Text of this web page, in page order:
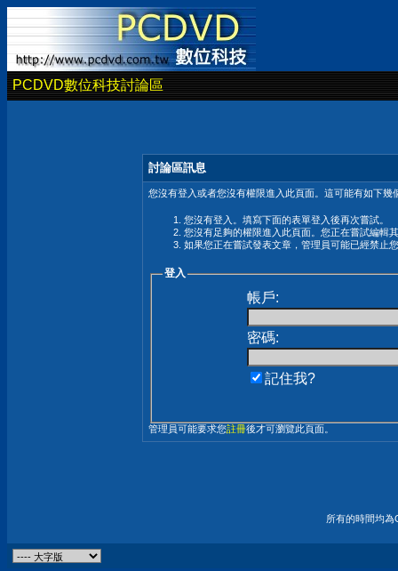
PCDVD數位科技討論區
討論區訊息
您沒有登入或者您沒有權限進入此頁面。這可能有如下幾
您沒有登入。填寫下面的表單登入後再次嘗試。
您沒有足夠的權限進入此頁面。您正在嘗試編輯
如果您正在嘗試發表文章，管理員可能已經禁止
登入
帳戶:
密碼:
記住我?
管理員可能要求您註冊後才可瀏覽此頁面。
所有的時間均為